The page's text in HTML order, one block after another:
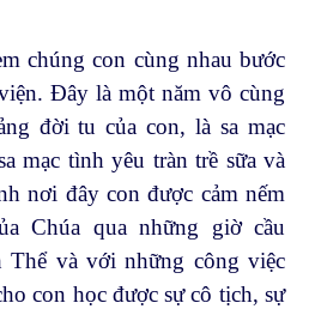
chúng con cùng nhau bước
Đây là một năm vô cùng
đời tu của con, là sa mạc
mạc tình yêu tràn trề sữa và
nơi đây con được cảm nếm
Chúa qua những giờ cầu
Thể và với những công việc
con học được sự cô tịch, sự